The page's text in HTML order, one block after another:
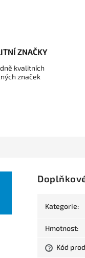
ZNAČKY
kvalitních
značek
Kategorie:
Hmotnost:
? Kód